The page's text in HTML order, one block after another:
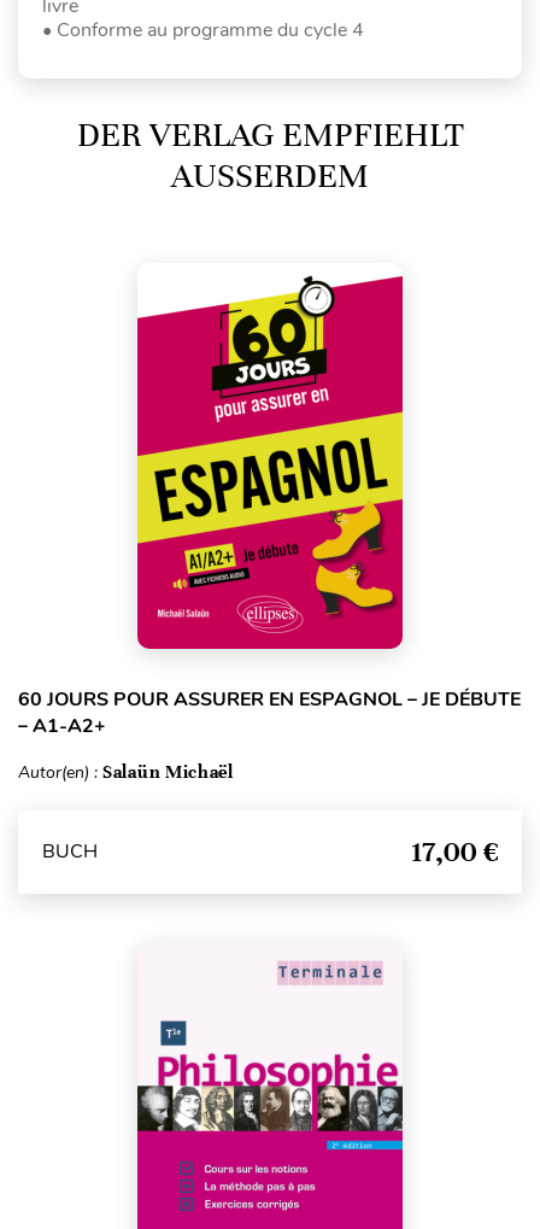
livre
• Conforme au programme du cycle 4
DER VERLAG EMPFIEHLT
AUSSERDEM
60 JOURS POUR ASSURER EN ESPAGNOL – JE DÉBUTE
– A1-A2+
Autor(en) : Salaün Michaël
BUCH 17,00 €